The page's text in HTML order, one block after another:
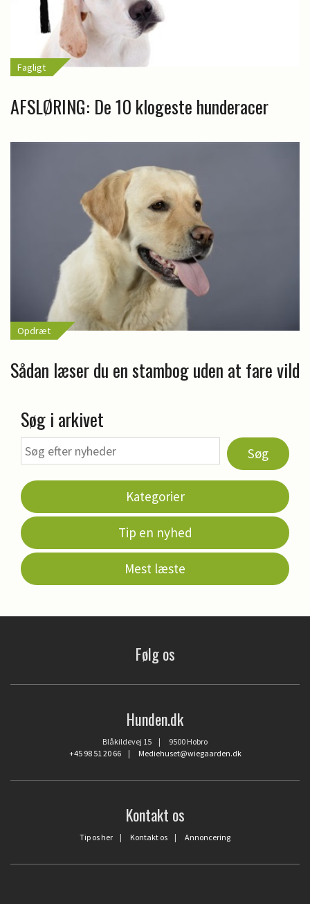
Fagligt
AFSLØRING: De 10 klogeste hunderacer
Opdræt
Sådan læser du en stambog uden at fare vild
Søg i arkivet
Søg
Kategorier
Tip en nyhed
Mest læste
Følg os
Hunden.dk
Blåkildevej 15 | 9500 Hobro
+45 98 51 20 66| Mediehuset@wiegaarden.dk
Kontakt os
Tip os her | Kontakt os | Annoncering